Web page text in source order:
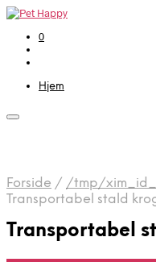
0
Hjem
Forside / /tmp/
Transportabel stald
Transportabel